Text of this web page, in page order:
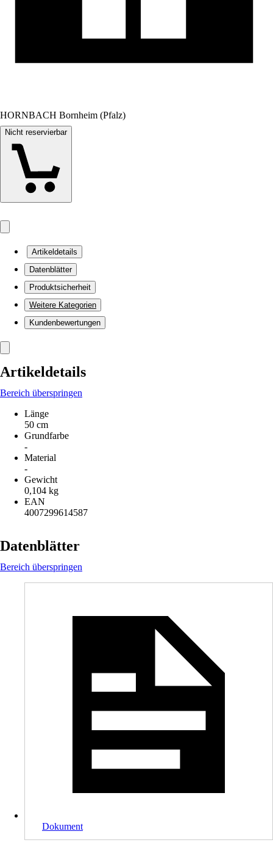
HORNBACH Bornheim (Pfalz)
Nicht reservierbar
Artikeldetails
Datenblätter
Produktsicherheit
Weitere Kategorien
Kundenbewertungen
Artikeldetails
Bereich überspringen
Länge
50 cm
Grundfarbe
-
Material
-
Gewicht
0,104 kg
EAN
4007299614587
Datenblätter
Bereich überspringen
Dokument